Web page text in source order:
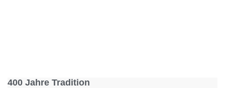
400 Jahre Tradition